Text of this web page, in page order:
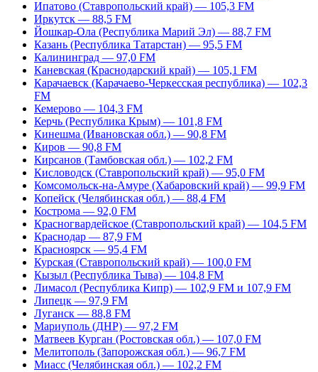
Ипатово (Ставропольский край) — 105,3 FM
Иркутск — 88,5 FM
Йошкар-Ола (Республика Марий Эл) — 88,7 FM
Казань (Республика Татарстан) — 95,5 FM
Калининград — 97,0 FM
Каневская (Краснодарский край) — 105,1 FM
Карачаевск (Карачаево-Черкесская республика) — 102,3
FM
Кемерово — 104,3 FM
Керчь (Республика Крым) — 101,8 FM
Кинешма (Ивановская обл.) — 90,8 FM
Киров — 90,8 FM
Кирсанов (Тамбовская обл.) — 102,2 FM
Кисловодск (Ставропольский край) — 95,0 FM
Комсомольск-на-Амуре (Хабаровский край) — 99,9 FM
Копейск (Челябинская обл.) — 88,4 FM
Кострома — 92,0 FM
Красногвардейское (Ставропольский край) — 104,5 FM
Краснодар — 87,9 FM
Красноярск — 95,4 FM
Курская (Ставропольский край) — 100,0 FM
Кызыл (Республика Тыва) — 104,8 FM
Лимасол (Республика Кипр) — 102,9 FM и 107,9 FM
Липецк — 97,9 FM
Луганск — 88,8 FM
Мариуполь (ДНР) — 97,2 FM
Матвеев Курган (Ростовская обл.) — 107,0 FM
Мелитополь (Запорожская обл.) — 96,7 FM
Миасс (Челябинская обл.) — 102,2 FM